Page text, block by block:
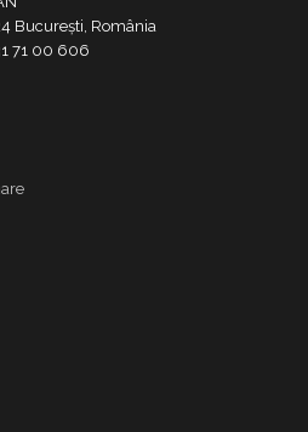
București, România
71 00 606